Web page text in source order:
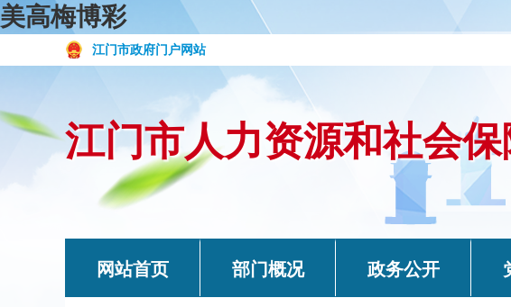
美高梅博彩
江门市政府门户网站
江门市人力资源和社会
网站首页 部门概况 政务公开